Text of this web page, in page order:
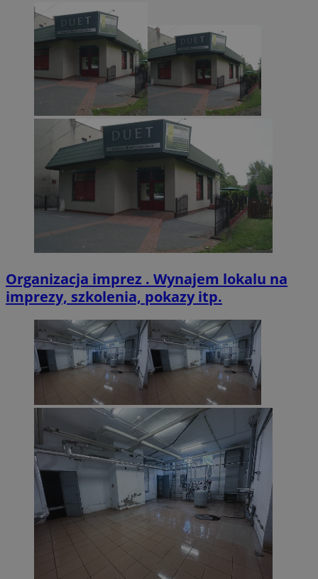
Organizacja imprez . Wynajem lokalu na
imprezy, szkolenia, pokazy itp.